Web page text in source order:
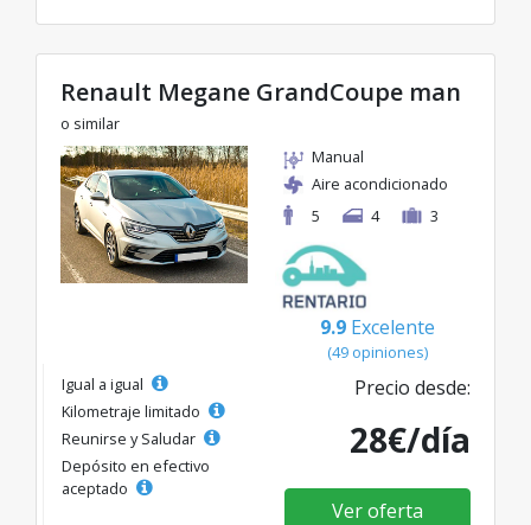
Renault Megane GrandCoupe man
o similar
Manual
Aire acondicionado
5
4 3
9.9 Excelente
(49 opiniones)
Igual a igual
Kilometraje limitado
Reunirse y Saludar
Depósito en efectivo
aceptado
Precio desde:
28€/día
Ver oferta